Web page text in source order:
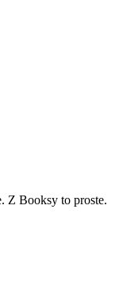
Z Booksy to proste.